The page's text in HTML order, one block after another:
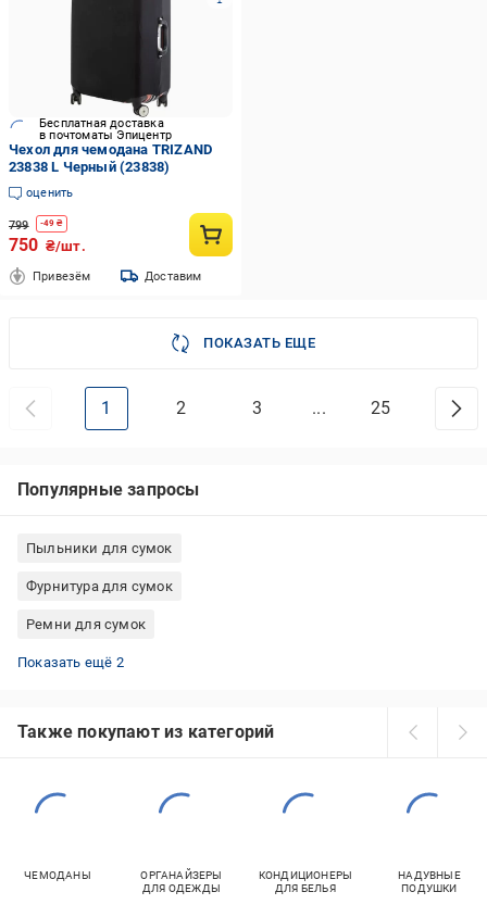
Бесплатная доставка
в почтоматы Эпицентр
Чехол для чемодана TRIZAND
23838 L Черный (23838)
оценить
799 -49 ₴
750 ₴/шт.
Привезём Доставим
ПОКАЗАТЬ ЕЩЕ
1 2 3 ... 25
Популярные запросы
Пыльники для сумок
Фурнитура для сумок
Ремни для сумок
Чехлы для чемоданов
Органайзеры для сумок
Показать ещё 2
Также покупают из категорий
ЧЕМОДАНЫ
ОРГАНАЙЗЕРЫ
ДЛЯ ОДЕЖДЫ
КОНДИЦИОНЕРЫ
ДЛЯ БЕЛЬЯ
НАДУВНЫЕ
ПОДУШКИ